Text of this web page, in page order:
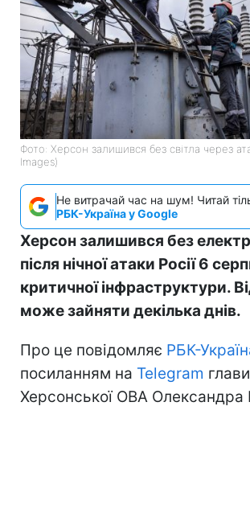
Фото: Херсон залишився без світла через
Images)
Не витрачай час на шум! Читай
РБК-Україна у Google
Херсон залишився без
після нічної атаки Росії 6
критичної інфраструктури.
може зайняти декілька днів.
Про це повідомляє РБК-
посиланням на Telegram глави
Херсонської ОВА Олександра